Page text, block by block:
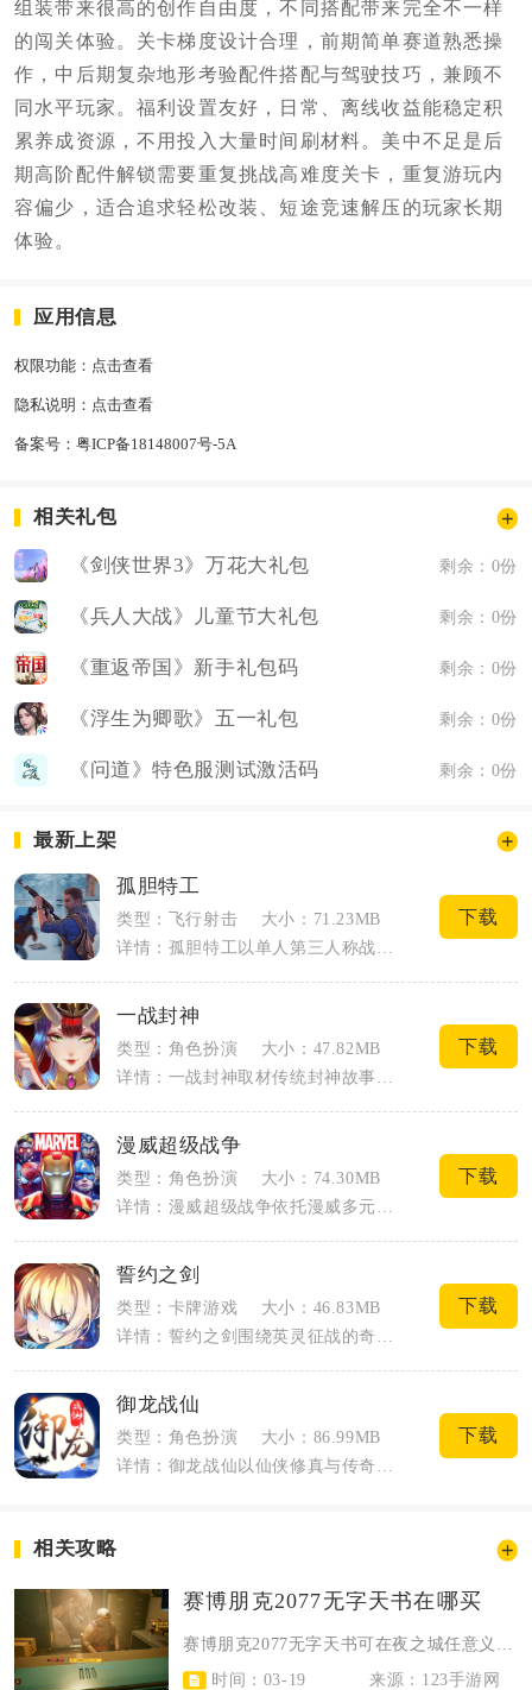
组装带来很高的创作自由度，不同搭配带来完全不一样
的闯关体验。关卡梯度设计合理，前期简单赛道熟悉操
作，中后期复杂地形考验配件搭配与驾驶技巧，兼顾不
同水平玩家。福利设置友好，日常、离线收益能稳定积
累养成资源，不用投入大量时间刷材料。美中不足是后
期高阶配件解锁需要重复挑战高难度关卡，重复游玩内
容偏少，适合追求轻松改装、短途竞速解压的玩家长期
体验。
应用信息
权限功能： 点击查看
隐私说明： 点击查看
备案号： 粤ICP备18148007号-5A
相关礼包
《剑侠世界3》万花大礼包 剩余：0份
《兵人大战》儿童节大礼包 剩余：0份
《重返帝国》新手礼包码 剩余：0份
《浮生为卿歌》五一礼包 剩余：0份
《问道》特色服测试激活码 剩余：0份
最新上架
孤胆特工
类型：飞行射击
大小：71.23MB
下载
一战封神
类型：角色扮演
大小：47.82MB
下载
漫威超级战争
类型：角色扮演
大小：74.30MB
下载
誓约之剑
类型：卡牌游戏
大小：46.83MB
下载
御龙战仙
类型：角色扮演
大小：86.99MB
下载
相关攻略
赛博朋克2077无字天书在哪买
时间：03-19
来源：123手游网